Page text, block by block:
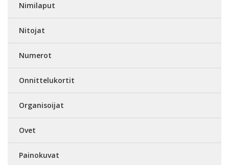
Nimilaput
Nitojat
Numerot
Onnittelukortit
Organisoijat
Ovet
Painokuvat